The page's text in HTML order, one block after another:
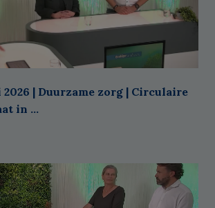
2026 | Duurzame zorg | Circulaire
in ...